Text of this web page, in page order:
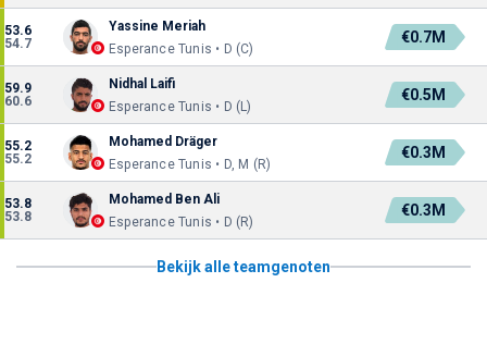
53.6
54.7
Yassine Meriah
Esperance Tunis • D (C)
€0.7M
59.9
60.6
Nidhal Laifi
Esperance Tunis • D (L)
€0.5M
55.2
55.2
Mohamed Dräger
Esperance Tunis • D, M (R)
€0.3M
53.8
53.8
Mohamed Ben Ali
Esperance Tunis • D (R)
€0.3M
Bekijk alle teamgenoten